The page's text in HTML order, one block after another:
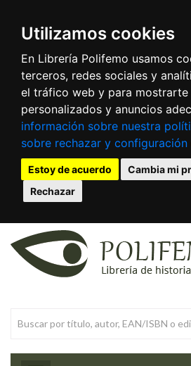
Utilizamos cookies
En Librería Polifemo usamos
terceros, redes sociales y
el tráfico web y para
personalizados y anuncios
información sobre nuestra
sobre rechazar y configuración
Estoy de acuerdo
Cambia mi
Rechazar